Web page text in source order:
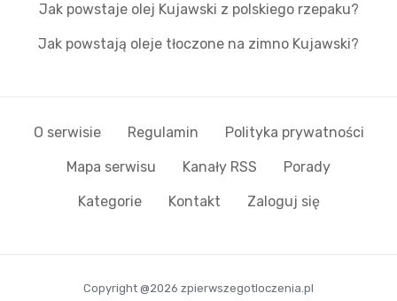
Jak powstaje olej Kujawski z polskiego rzepaku?
Jak powstają oleje tłoczone na zimno Kujawski?
O serwisie Regulamin Polityka prywatności
Mapa serwisu Kanały RSS Porady
Kategorie Kontakt Zaloguj się
Copyright @2026 zpierwszegotloczenia.pl